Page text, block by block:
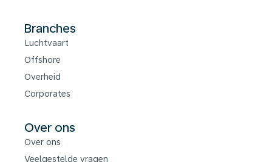
Branches
Luchtvaart
Offshore
Overheid
Corporates
Over ons
Over ons
Veelgestelde vragen